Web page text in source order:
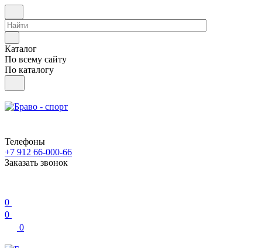
Каталог
По всему сайту
По каталогу
Телефоны
+7 912 66-000-66
Заказать звонок
0
0
0